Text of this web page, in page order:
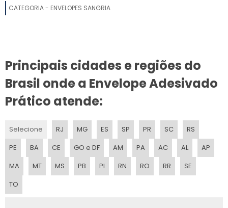
CATEGORIA - ENVELOPES SANGRIA
Principais cidades e regiões do
Brasil onde a Envelope Adesivado
Prático atende:
Selecione RJ MG ES SP PR SC
RS
PE
BA CE GO e DF AM PA AC AL
AP
MA
MT MS PB PI RN RO RR
SE
TO